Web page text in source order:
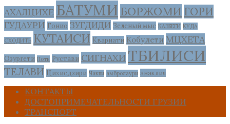
АХАЛЦИХЕ БАТУМИ БОРЖОМИ ГОРИ
ГУДАУРИ Гонио ЗУГДИДИ Зеленый мыс КАЗБЕГИ КУДА
СХОДИТЬ КУТАИСИ Квариати Кобулети МЦХЕТА
Озургети Поти Рустави СИГНАХИ ТБИЛИСИ
ТЕЛАВИ Цихисдзири Чакви амбролаури анаклия
КОНТАКТЫ
ДОСТОПРИМЕЧАТЕЛЬНОСТИ ГРУЗИИ
ТРАНСПОРТ